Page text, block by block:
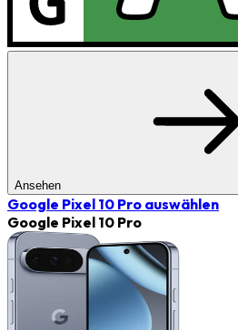
Ansehen
Google Pixel 10 Pro auswählen
Google Pixel 10 Pro